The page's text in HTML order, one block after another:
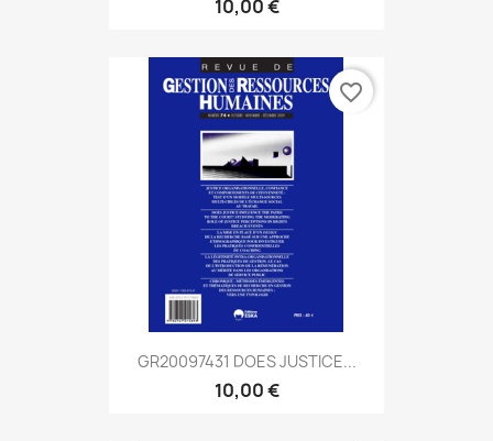
10,00 €
GR20097431 DOES JUSTICE...
10,00 €
favorite_border